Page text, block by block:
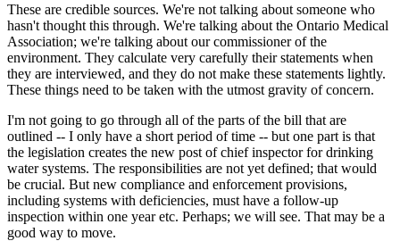
These are credible sources. We're not talking about someone who
hasn't thought this through. We're talking about the Ontario Medical
Association; we're talking about our commissioner of the
environment. They calculate very carefully their statements when
they are interviewed, and they do not make these statements lightly.
These things need to be taken with the utmost gravity of concern.
I'm not going to go through all of the parts of the bill that are
outlined -- I only have a short period of time -- but one part is that
the legislation creates the new post of chief inspector for drinking
water systems. The responsibilities are not yet defined; that would
be crucial. But new compliance and enforcement provisions,
including systems with deficiencies, must have a follow-up
inspection within one year etc. Perhaps; we will see. That may be a
good way to move.